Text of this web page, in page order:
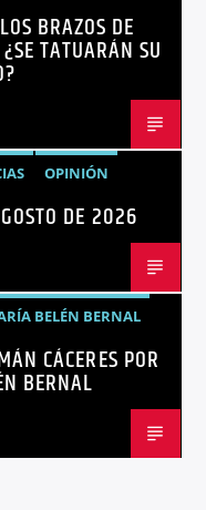
BRAZOS DE
TATUARÁN SU
OPINIÓN
DE 2026
BELÉN BERNAL
CÁCERES POR
BERNAL